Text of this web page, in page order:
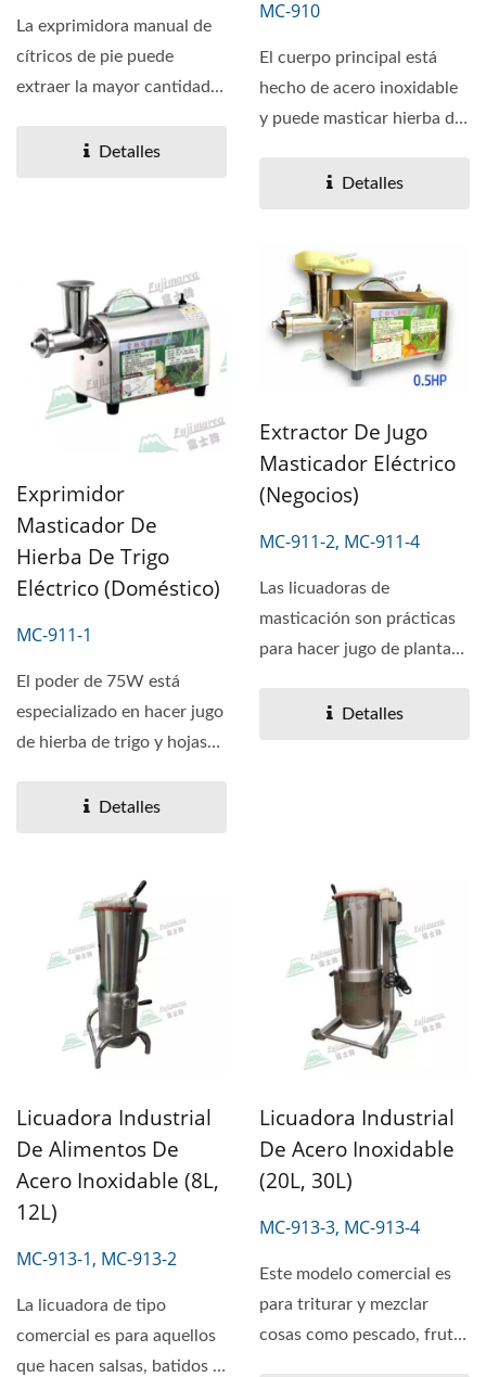
La exprimidora manual de
cítricos de pie puede
extraer la mayor cantidad
Detalles
MC-910
El cuerpo principal está
hecho de acero inoxidable
y puede masticar hierba de
Detalles
Exprimidor
Masticador De
Hierba De Trigo
Eléctrico (Doméstico)
MC-911-1
El poder de 75W está
especializado en hacer jugo
de hierba de trigo y hojas
Detalles
Extractor De Jugo
Masticador Eléctrico
(negocios)
MC-911-2, MC-911-4
Las licuadoras de
masticación son prácticas
para hacer jugo de plantas
Detalles
Licuadora Industrial
De Alimentos De
Acero Inoxidable (8L,
12L)
MC-913-1, MC-913-2
La licuadora de tipo
comercial es para aquellos
que hacen salsas, batidos o
Licuadora Industrial
De Acero Inoxidable
(20L, 30L)
MC-913-3, MC-913-4
Este modelo comercial es
para triturar y mezclar
cosas como pescado, frutas